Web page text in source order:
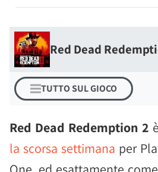
Red Dead
TUTTO SUL GIOCO
Red Dead Redemption 2
la scorsa settimana per